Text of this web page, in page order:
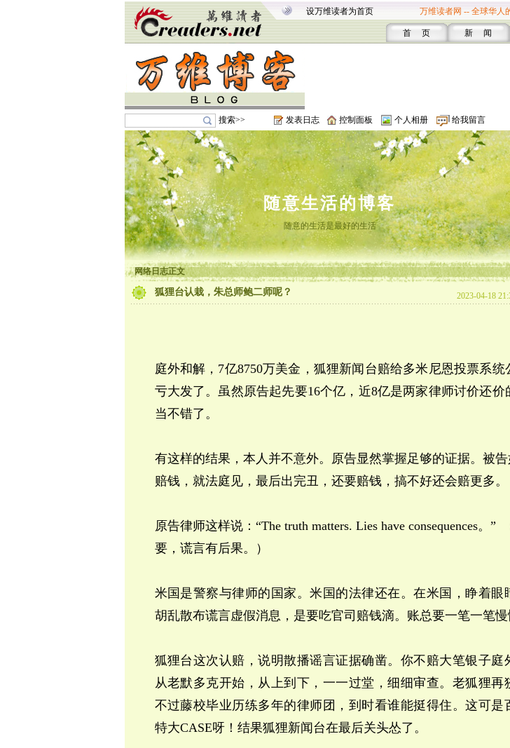
设万维读者为首页 万维读者网 -- 全球华人
首 页 新 闻
搜索>> 发表日志 控制面板 个人相册 给我留言
随意生活的博客
随意的生活是最好的生活
网络日志正文
狐狸台认栽，朱总师鲍二师呢？ 2023-04-18
庭外和解， 7亿8750万美金，狐狸新闻台赔给多米尼恩投票系统
亏大发了。虽然原告起先要16个亿，近8亿是两家律师讨价还价
当不错了。
有这样的结果，本人并不意外。原告显然掌握足够的证据。被
赔钱，就法庭见，最后出完丑，还要赔钱，搞不好还会赔更多。
原告律师这样说： “The truth matters. Lies have consequences。 ”
要，谎言有后果。）
米国是警察与律师的国家。米国的法律还在。在米国，睁着眼
胡乱散布谎言虚假消息，是要吃官司赔钱滴。账总要一笔一笔慢
狐狸台这次认赔，说明散播谣言证据确凿。你不赔大笔银子庭
从老默多克开始，从上到下，一一过堂，细细审查。老狐狸再
不过藤校毕业历练多年的律师团，到时看谁能挺得住。这可是
特大CASE呀！结果狐狸新闻台在最后关头怂了。